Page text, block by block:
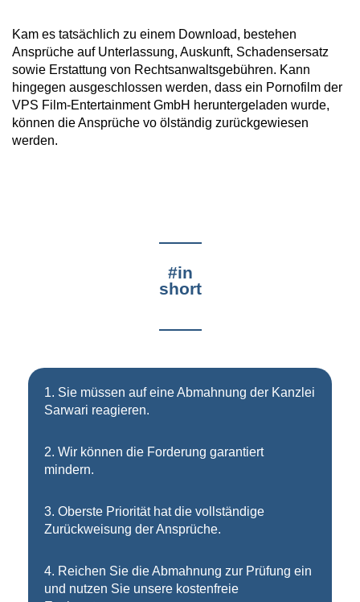
Kam es tatsächlich zu einem Download, bestehen
Ansprüche auf Unterlassung, Auskunft, Schadensersatz
sowie Erstattung von Rechtsanwaltsgebühren. Kann
hingegen ausgeschlossen werden, dass ein Pornofilm der
VPS Film-Entertainment GmbH heruntergeladen wurde,
können die Ansprüche vo ölständig zurückgewiesen
werden.
#in
short
1. Sie müssen auf eine Abmahnung der Kanzlei
Sarwari reagieren.
2. Wir können die Forderung garantiert
mindern.
3. Oberste Priorität hat die vollständige
Zurückweisung der Ansprüche.
4. Reichen Sie die Abmahnung zur Prüfung ein
und nutzen Sie unsere kostenfreie